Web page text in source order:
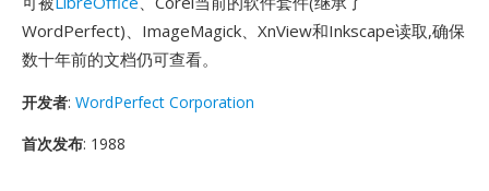
WordPerfect)、ImageMagick、XnView和Inkscape读取,确保
数十年前的文档仍可查看。
开发者: WordPerfect Corporation
首次发布: 1988